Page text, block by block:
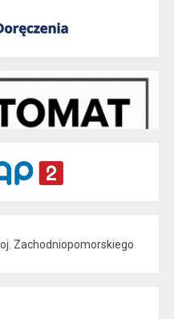
Zachodniopomorskiego